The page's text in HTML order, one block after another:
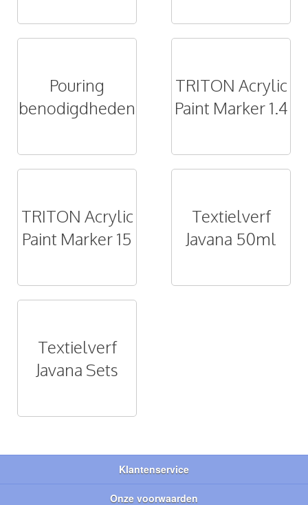
Pouring
benodigdheden
TRITON Acrylic
Paint Marker 1.4
TRITON Acrylic
Paint Marker 15
Textielverf
Javana 50ml
Textielverf
Javana Sets
Klantenservice
Onze voorwaarden